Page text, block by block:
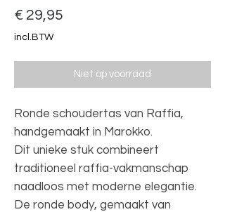
€ 29,95
incl.BTW
Niet op voorraad
Ronde schoudertas van Raffia,
handgemaakt in Marokko.
Dit unieke stuk combineert
traditioneel raffia-vakmanschap
naadloos met moderne elegantie.
De ronde body, gemaakt van